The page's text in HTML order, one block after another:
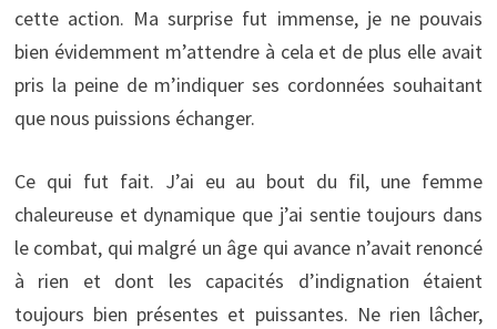
cette action. Ma surprise fut immense, je ne pouvais
bien évidemment m’attendre à cela et de plus elle avait
pris la peine de m’indiquer ses cordonnées souhaitant
que nous puissions échanger.
Ce qui fut fait. J’ai eu au bout du fil, une femme
chaleureuse et dynamique que j’ai sentie toujours dans
le combat, qui malgré un âge qui avance n’avait renoncé
à rien et dont les capacités d’indignation étaient
toujours bien présentes et puissantes. Ne rien lâcher,